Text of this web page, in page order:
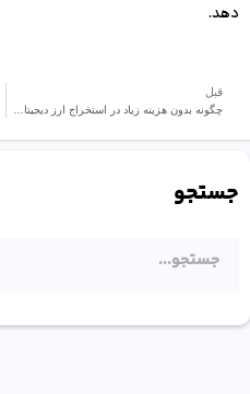
دهد.
قبل
جستجو